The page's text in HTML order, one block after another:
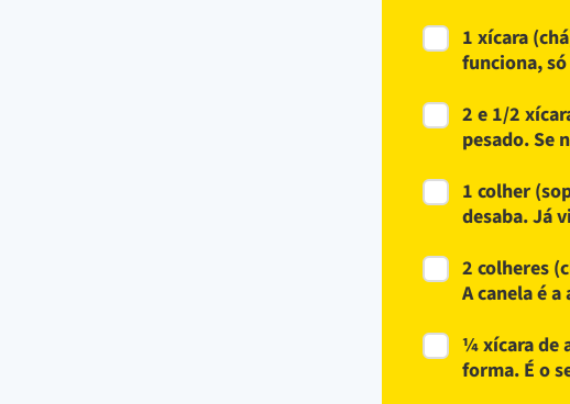
1 xícara
funciona,
2 e 1/2
pesado. Se
1 colher
desaba. Já
2 colheres
A canela é
¼ xícara de
forma. É o